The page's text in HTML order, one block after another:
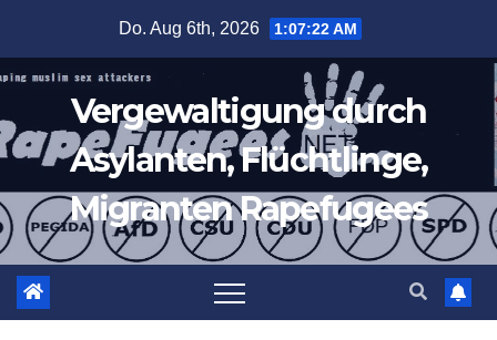
springen
Do. Aug 6th, 2026 1:07:23 AM
Vergewaltigung durch
Asylanten, Flüchtlinge,
Migranten Rapefugees